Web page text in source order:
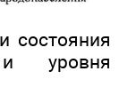
состояния
уровня